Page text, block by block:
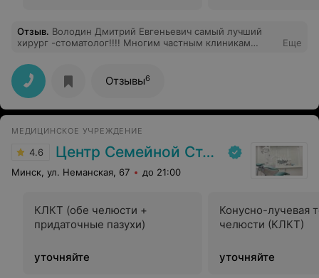
Отзыв. Володин Дмитрий Евгеньевич самый лучший
хирург -стоматолог!!!! Многим частным клиникам
Еще
Отзывы6
МЕДИЦИНСКОЕ УЧРЕЖДЕНИЕ
4.6 Центр Семейной Стоматологии
Минск, ул. Неманская, 67 до 21:00
КЛКТ (обе челюсти +
придаточные пазухи)
уточняйте
Конусно-лучевая
челюсти (КЛКТ)
уточняйте